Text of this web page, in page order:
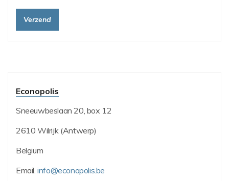
Verzend
Econopolis
Sneeuwbeslaan 20, box 12
2610 Wilrijk (Antwerp)
Belgium
Email.info@econopolis.be